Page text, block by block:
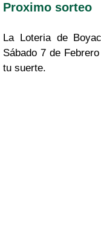
Proximo sorteo
La Loteria de
Sábado 7 de
tu suerte.